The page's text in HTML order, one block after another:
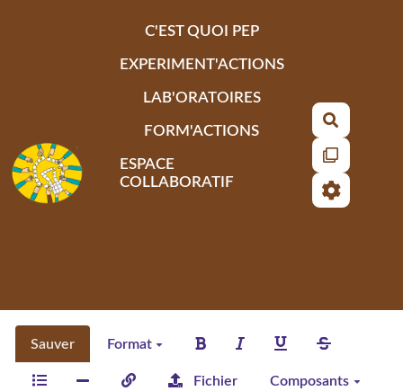
C'EST QUOI PEP
EXPERIMENT'ACTIONS
LAB'ORATOIRES
FORM'ACTIONS
ESPACE
COLLABORATIF
Sauver Format
Fichier Composants